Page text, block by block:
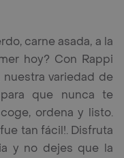
carne asada, a la
hoy? Con Rappi
variedad de
que nunca te
ordena y listo.
tan fácil!. Disfruta
y no dejes que la